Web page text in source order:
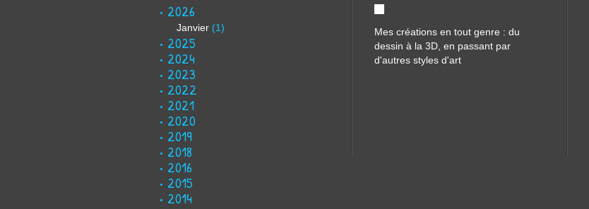
2026
Janvier (1)
2025
2024
2023
2022
2021
2020
2019
2018
2016
2015
2014
Mes créations en tout genre : du
dessin à la 3D, en passant par
d'autres styles d'art